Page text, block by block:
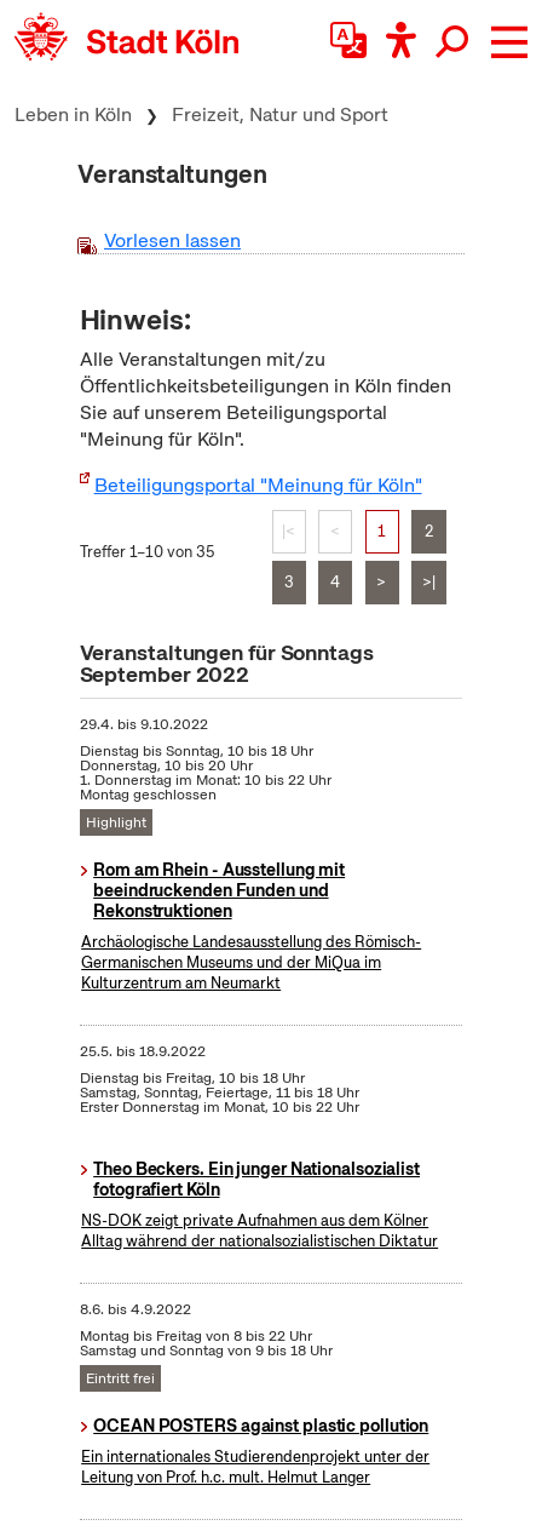
zum Inhalt springen
Leben in Köln Freizeit, Natur und Sport
Veranstaltungen
Vorlesen lassen
Hinweis:
Alle Veranstaltungen mit/zu
Öffentlichkeitsbeteiligungen in Köln finden
Sie auf unserem Beteiligungsportal
"Meinung für Köln".
Beteiligungsportal "Meinung für Köln"
Treffer 1–10 von 35
|< < 1 2
3 4 > >|
Veranstaltungen für Sonntags
September 2022
29.4. bis9.10.2022
Dienstag bis Sonntag, 10 bis 18 Uhr
Donnerstag, 10 bis 20 Uhr
1. Donnerstag im Monat: 10 bis 22 Uhr
Montag geschlossen
Highlight
Rom am Rhein - Ausstellung mit
beeindruckenden Funden und
Rekonstruktionen
Archäologische Landesausstellung des Römisch-
Germanischen Museums und der MiQua im
Kulturzentrum am Neumarkt
25.5. bis18.9.2022
Dienstag bis Freitag, 10 bis 18 Uhr
Samstag, Sonntag, Feiertage, 11 bis 18 Uhr
Erster Donnerstag im Monat, 10 bis 22 Uhr
Theo Beckers. Ein junger Nationalsozialist
fotografiert Köln
NS-DOK zeigt private Aufnahmen aus dem Kölner
Alltag während der nationalsozialistischen Diktatur
8.6. bis4.9.2022
Montag bis Freitag von 8 bis 22 Uhr
Samstag und Sonntag von 9 bis 18 Uhr
Eintritt frei
OCEAN POSTERS against plastic pollution
Ein internationales Studierendenprojekt unter der
Leitung von Prof. h.c. mult. Helmut Langer